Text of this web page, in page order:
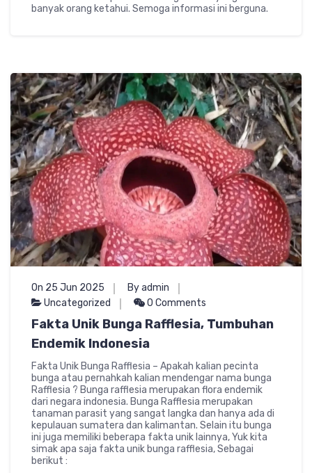
banyak orang ketahui. Semoga informasi ini berguna.
On 25 Jun 2025
By admin
Uncategorized
0 Comments
Fakta Unik Bunga Rafflesia, Tumbuhan
Endemik Indonesia
Fakta Unik Bunga Rafflesia – Apakah kalian pecinta
bunga atau pernahkah kalian mendengar nama bunga
Rafflesia ? Bunga rafflesia merupakan flora endemik
dari negara indonesia. Bunga Rafflesia merupakan
tanaman parasit yang sangat langka dan hanya ada di
kepulauan sumatera dan kalimantan. Selain itu bunga
ini juga memiliki beberapa fakta unik lainnya, Yuk kita
simak apa saja fakta unik bunga rafflesia, Sebagai
berikut :